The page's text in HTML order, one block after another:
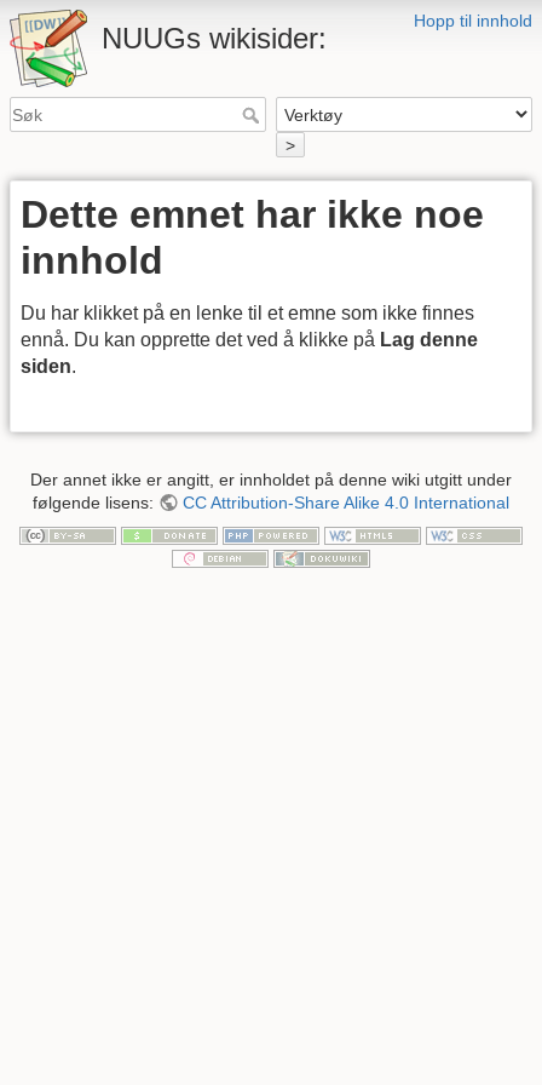
Hopp til innhold
NUUGs wikisider:
>
Dette emnet har ikke noe
innhold
Du har klikket på en lenke til et emne som ikke finnes
ennå. Du kan opprette det ved å klikke på Lag denne
siden.
Der annet ikke er angitt, er innholdet på denne wiki utgitt under
følgende lisens:
CC Attribution-Share Alike 4.0 International